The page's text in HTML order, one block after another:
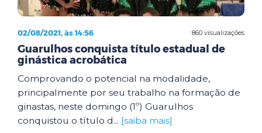
860 visualizações
02/08/2021, às 14:56
Guarulhos conquista título estadual de
ginástica acrobática
Comprovando o potencial na modalidade,
principalmente por seu trabalho na formação de
ginastas, neste domingo (1º) Guarulhos
conquistou o título d... [saiba mais]